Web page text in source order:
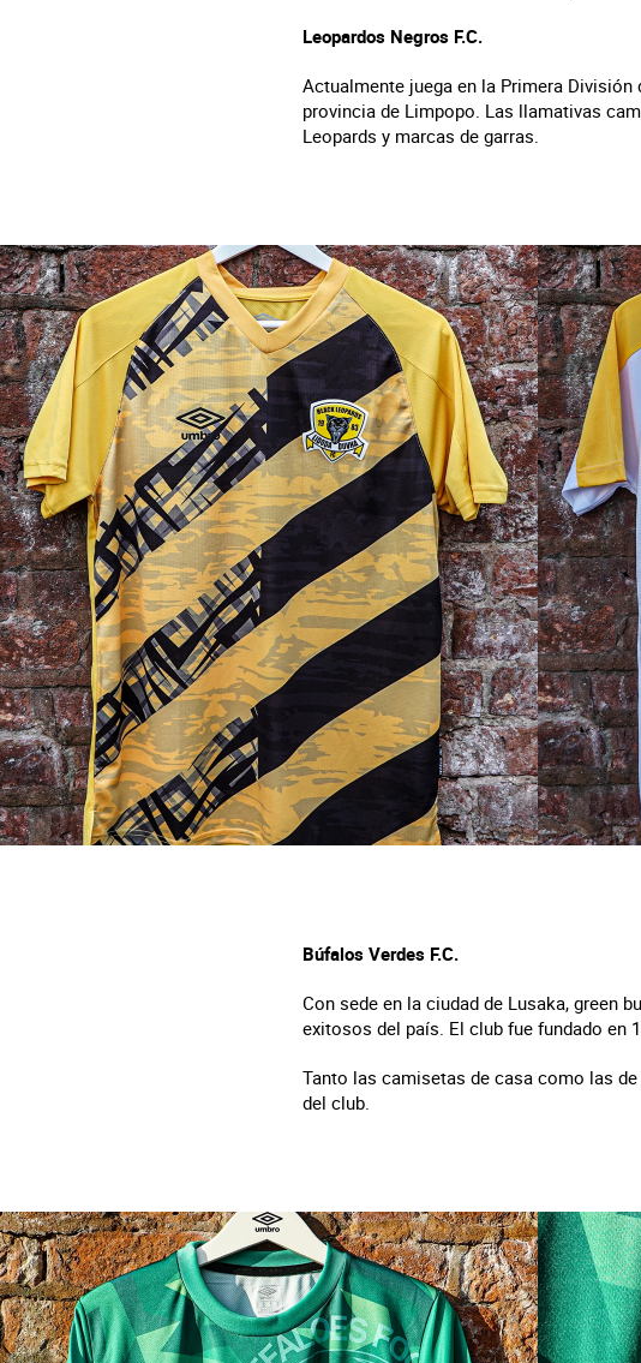
Leopardos Negros F.C.
Actualmente juega en la Primera División
provincia de Limpopo. Las llamativas
Leopards y marcas de garras.
Búfalos Verdes F.C.
Con sede en la ciudad de Lusaka, green
exitosos del país. El club fue fundado en
Tanto las camisetas de casa como las
del club.